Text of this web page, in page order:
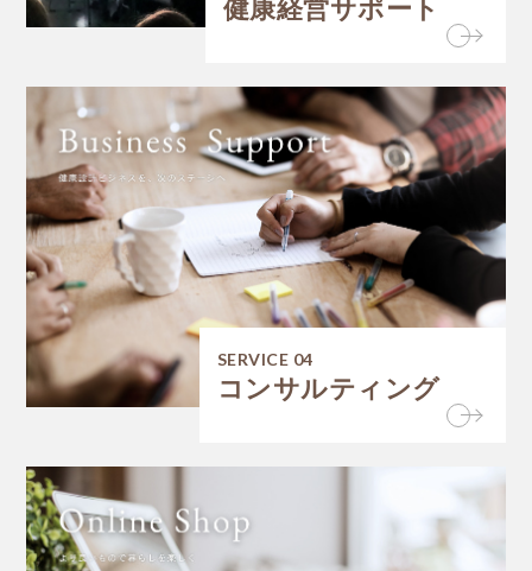
健康経営サポート
SERVICE 04
コンサルティング